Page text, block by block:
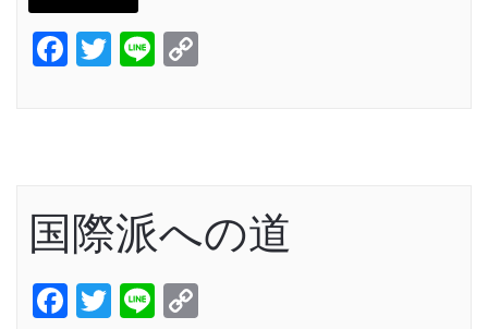
Facebook
Twitter
Line
国際派への道
Facebook
Twitter
Line